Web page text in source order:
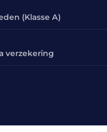
(Klasse A)
verzekering